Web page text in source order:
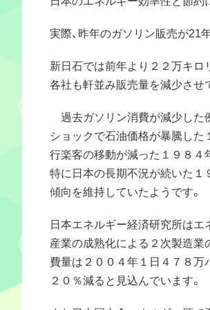
実際、昨年のガソリン販売が21
新日石では前年より２２万キロ
各社も軒並み販売量を減少させ
過去ガソリン消費が減少した
ショックで石油価格が暴騰し
行楽客の移動が減った１９８４
特に日本の長期不況が続いた
傾向を維持していたようです。
日本エネルギー経済研究所はエ
産業の成熟化による２次製造
費量は２００４年１日４７８
２０％減ると見込んでいます。